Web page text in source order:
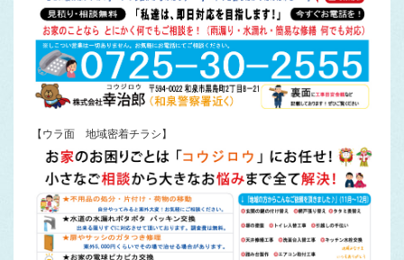
【ウラ面 地域密着チラシ】